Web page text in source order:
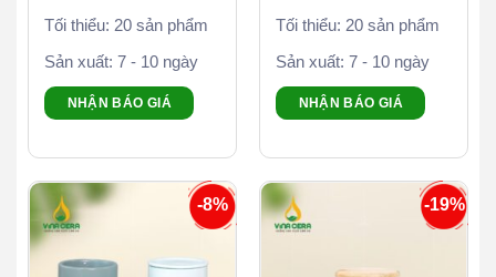
Tối thiểu: 20 sản phẩm
Sản xuất: 7 - 10 ngày
NHẬN BÁO GIÁ
Tối thiểu: 20 sản phẩm
Sản xuất: 7 - 10 ngày
NHẬN BÁO GIÁ
-8% -19%